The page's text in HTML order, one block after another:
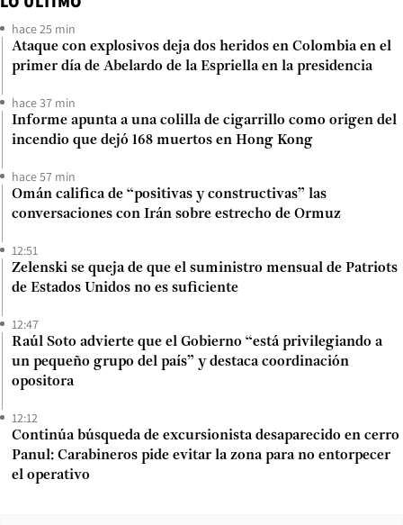
hace 25 min
Ataque con explosivos deja dos heridos en Colombia en el
primer día de Abelardo de la Espriella en la presidencia
hace 37 min
Informe apunta a una colilla de cigarrillo como origen del
incendio que dejó 168 muertos en Hong Kong
hace 57 min
Omán califica de “positivas y constructivas” las
conversaciones con Irán sobre estrecho de Ormuz
12:51
Zelenski se queja de que el suministro mensual de Patriots
de Estados Unidos no es suficiente
12:47
Raúl Soto advierte que el Gobierno “está privilegiando a
un pequeño grupo del país” y destaca coordinación
opositora
12:12
Continúa búsqueda de excursionista desaparecido en cerro
Panul: Carabineros pide evitar la zona para no entorpecer
el operativo